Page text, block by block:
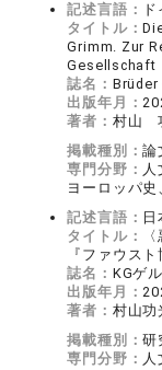
記述言語：
タイトル：
Grimm. Zur
Gesellschaft
誌名： Brüder
出版年月：
著者： 村山
掲載種別：論
専門分野：
ヨーロッパ史
記述言語： 日
タイトル：
『ファウス
誌名： KGゲ
出版年月：
著者： 村山功
掲載種別：研
専門分野：